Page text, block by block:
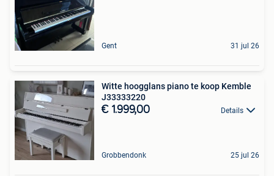
Gent 31 jul 26
Witte hoogglans piano te koop Kemble
J33333220
€ 1.999,00 Details
Grobbendonk 25 jul 26